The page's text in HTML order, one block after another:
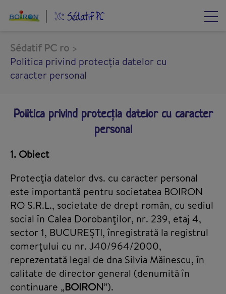
Mergi
principal
Sédatif PC ro
Politica privind protecția datelor cu
caracter personal
Politica privind protecția datelor cu caracter
personal
1. Obiect
Protecţia datelor dvs. cu caracter personal
este importantă pentru societatea BOIRON
RO S.R.L., societate de drept român, cu sediul
social în Calea Dorobanţilor, nr. 239, etaj 4,
sector 1, BUCUREȘTI, înregistrată la registrul
comerţului cu nr. J40/964/2000,
reprezentată legal de dna Silvia Măinescu, în
calitate de director general (denumită în
continuare „BOIRON”).